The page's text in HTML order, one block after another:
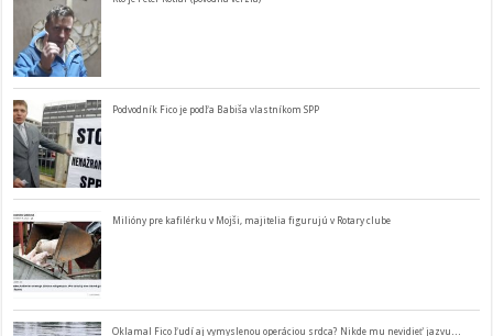
Podvodník Fico je podľa Babiša vlastníkom SPP
Milióny pre kafilérku v Mojši, majitelia figurujú v Rotary clube
Oklamal Fico ľudí aj vymyslenou operáciou srdca? Nikde mu nevidieť jazvu…